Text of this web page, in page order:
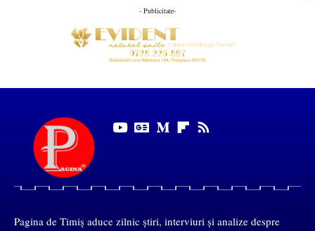
- Publicitate-
Pagina de Timiș aduce zilnic știri, interviuri și analize despre